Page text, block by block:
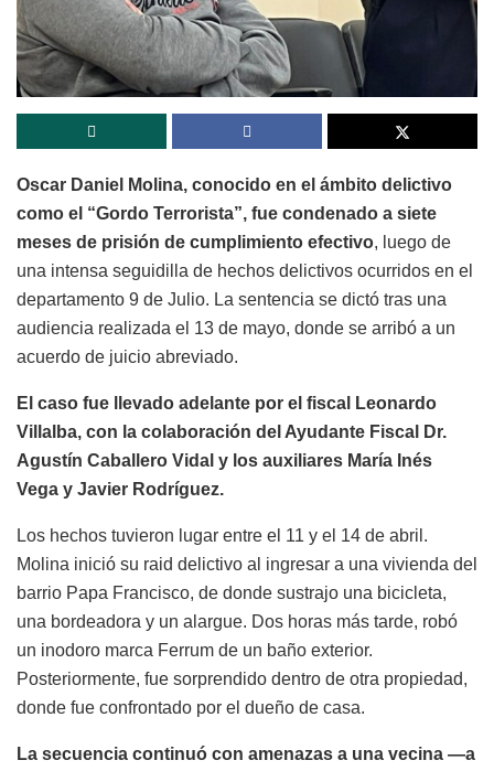
Oscar Daniel Molina, conocido en el ámbito delictivo
como el “Gordo Terrorista”, fue condenado a siete
meses de prisión de cumplimiento efectivo, luego de
una intensa seguidilla de hechos delictivos ocurridos en el
departamento 9 de Julio. La sentencia se dictó tras una
audiencia realizada el 13 de mayo, donde se arribó a un
acuerdo de juicio abreviado.
El caso fue llevado adelante por el fiscal Leonardo
Villalba, con la colaboración del Ayudante Fiscal Dr.
Agustín Caballero Vidal y los auxiliares María Inés
Vega y Javier Rodríguez.
Los hechos tuvieron lugar entre el 11 y el 14 de abril.
Molina inició su raid delictivo al ingresar a una vivienda del
barrio Papa Francisco, de donde sustrajo una bicicleta,
una bordeadora y un alargue. Dos horas más tarde, robó
un inodoro marca Ferrum de un baño exterior.
Posteriormente, fue sorprendido dentro de otra propiedad,
donde fue confrontado por el dueño de casa.
La secuencia continuó con amenazas a una vecina —a